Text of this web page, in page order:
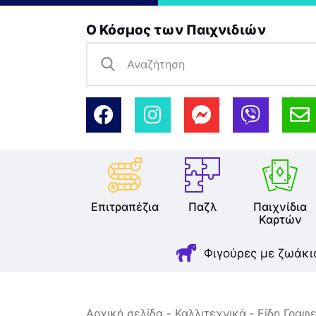
Ο Κόσμος των Παιχνιδιών
Επιτραπέζια Παζλ
Παιχνίδια
Καρτών
Φιγούρες με
Αρχική σελίδα Καλλιτεχνικά Είδη